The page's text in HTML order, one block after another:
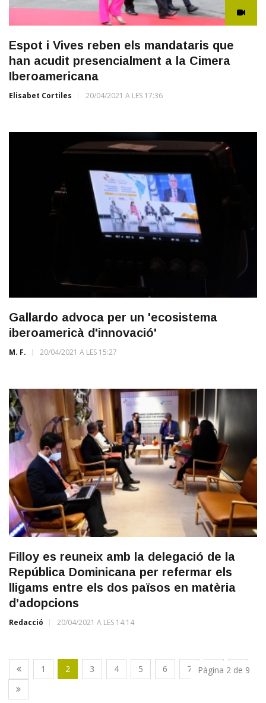
Espot i Vives reben els mandataris que
han acudit presencialment a la Cimera
Iberoamericana
Elisabet Cortiles 20/04/2021 A LES 17:36
Gallardo advoca per un 'ecosistema
iberoamericà d'innovació'
M. F. 20/04/2021 A LES 15:27
Filloy es reuneix amb la delegació de la
República Dominicana per refermar els
lligams entre els dos països en matèria
d’adopcions
Redacció 20/04/2021 A LES 14:14
1 2 3 4 5 6 7 8 9
Pàgina 2 de 9